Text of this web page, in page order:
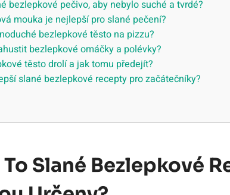
bezlepkové pečivo, aby nebylo suché a tvrdé?
mouka je nejlepší pro slané pečení?
bezlepkové těsto na pizzu?
bezlepkové omáčky a polévky?
těsto drolí a jak tomu předejít?
slané bezlepkové recepty pro začátečníky?
Slané Bezlepkové